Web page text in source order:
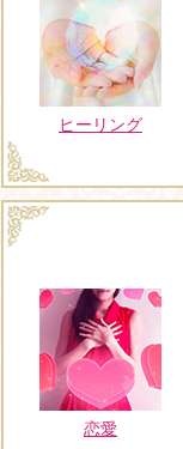
ヒーリング
恋愛